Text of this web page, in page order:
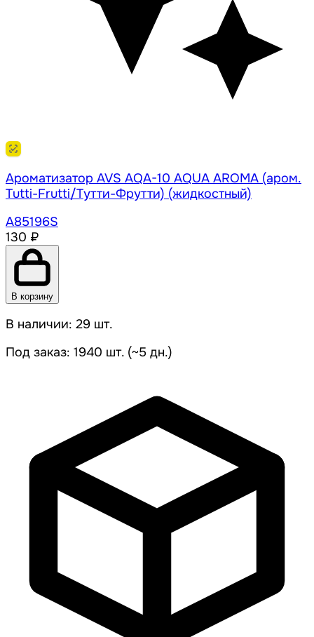
Ароматизатор AVS AQA-10 AQUA AROMA (аром.
Tutti-Frutti/Тутти-Фрутти) (жидкостный)
A85196S
130 ₽
В корзину
В наличии: 29 шт.
Под заказ: 1940 шт. (~5 дн.)